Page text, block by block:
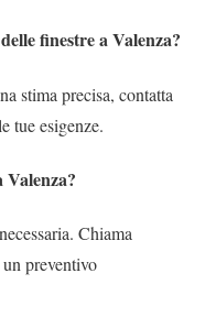
finestre a Valenza?
stima precisa, contatta
tue esigenze.
Chiama
preventivo